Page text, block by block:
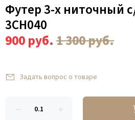
Футер 3-х ниточный
3СН040
900руб.1 300руб.
Задать вопрос о товаре